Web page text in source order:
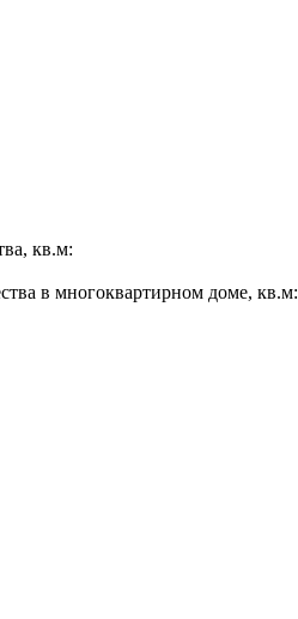
кв.м:
в многоквартирном доме, кв.м: